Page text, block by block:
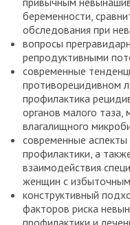
беременности,
обследования при
вопросы
репродуктивными
современные
противорецидивном
профилактика
органов малого
влагалищного
современные аспекты
профилактики, а
взаимодействия
женщин с
конструктивный
факторов риска